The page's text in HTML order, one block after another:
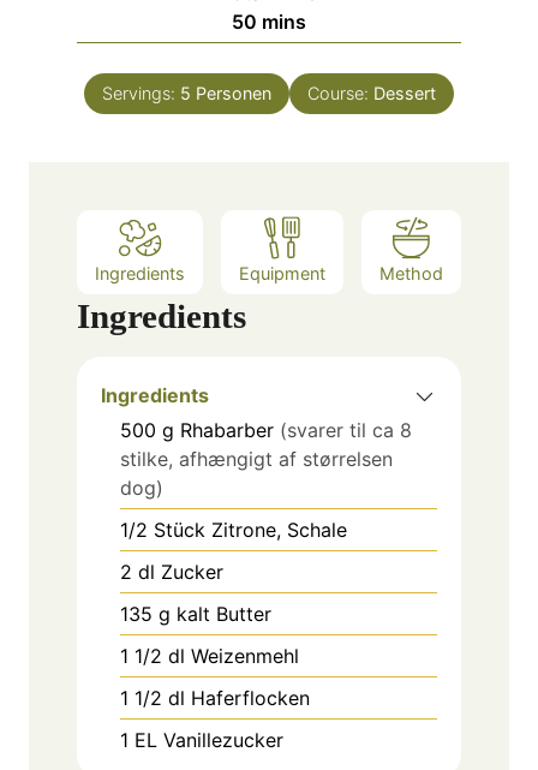
e
s
n
u
e
s
50 m
i
n
u
mins
Servings: 5 Personen Course: Dessert
Ingredients Equipment Method
Ingredients
Ingredients
500 g Rhabarber (svarer til ca 8
stilke, afhængigt af størrelsen
dog)
1/2 Stück Zitrone, Schale
2 dl Zucker
135 g kalt Butter
1 1/2 dl Weizenmehl
1 1/2 dl Haferflocken
1 EL Vanillezucker